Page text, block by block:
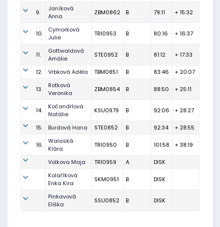
9.
Janíková
Anna
ZBM0862 B 79:11 + 15:32
10.
Cymorková
Julie
TRI0953 B 80:16 + 16:37
11.
Gottwaldová
Amálie
STE0952 B 81:12 + 17:33
12. Vrbková Adéla TBM0851 B 83:46 + 20:07
13.
Rotková
Veronika
ZBM0854 B 88:50 + 25:11
14.
Kočandrlová
Natálie
KSU0979 B 92:06 + 28:27
15. Burdová Hana STE0852 B 92:34 + 28:55
16.
Walaská
Klára
TRI0950 B 101:58 + 38:19
Volkova Maja TRI0959 A
DISK
Kolaříková
Erika Kira
SKM0951 B DISK
Pinkavová
Eliška
SSU0852 B DISK